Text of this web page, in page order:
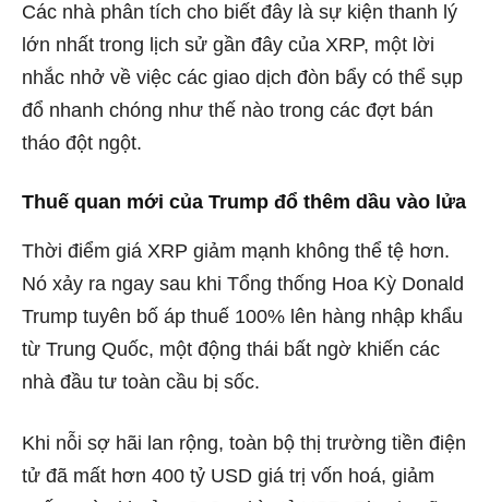
Các nhà phân tích cho biết đây là sự kiện thanh lý
lớn nhất trong lịch sử gần đây của XRP, một lời
nhắc nhở về việc các giao dịch đòn bẩy có thể sụp
đổ nhanh chóng như thế nào trong các đợt bán
tháo đột ngột.
Thuế quan mới của Trump đổ thêm dầu vào lửa
Thời điểm giá XRP giảm mạnh không thể tệ hơn.
Nó xảy ra ngay sau khi Tổng thống Hoa Kỳ Donald
Trump tuyên bố áp thuế 100% lên hàng nhập khẩu
từ Trung Quốc, một động thái bất ngờ khiến các
nhà đầu tư toàn cầu bị sốc.
Khi nỗi sợ hãi lan rộng, toàn bộ thị trường tiền điện
tử đã mất hơn 400 tỷ USD giá trị vốn hoá, giảm